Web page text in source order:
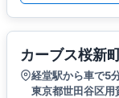
カーブス桜新
経堂駅から車で5
東京都世田谷区